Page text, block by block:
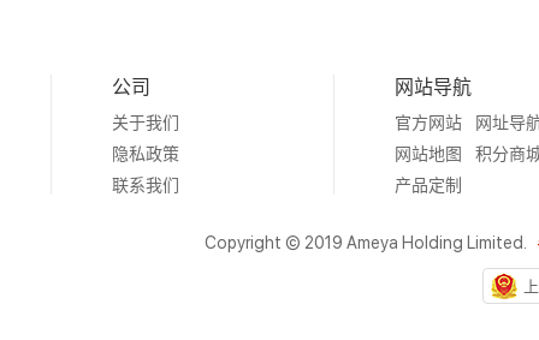
公司
关于我们
隐私政策
联系我们
网站导航
官方网站
网址导
网站地图
积分商
产品定制
Copyright © 2019 Ameya Holding Limited.